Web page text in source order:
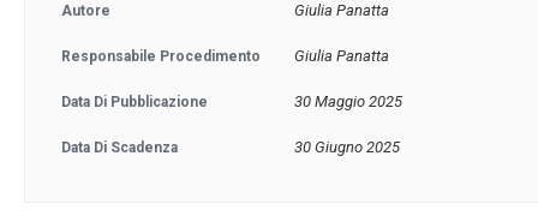
Autore Giulia Panatta
Responsabile Procedimento Giulia Panatta
Data Di Pubblicazione 30 Maggio 2025
Data Di Scadenza 30 Giugno 2025